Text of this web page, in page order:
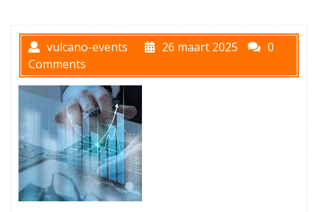
vulcano-events 26 maart 2025
0
Comments